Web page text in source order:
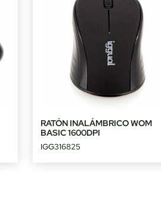
RATÓN INALÁMBRICO WOM
BASIC 1600DPI
IGG316825